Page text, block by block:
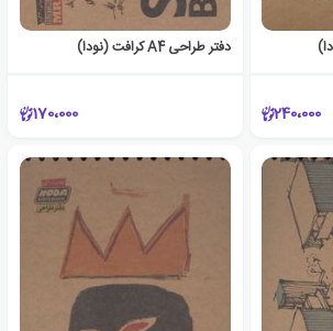
240،000
دفتر طراحی A4 کرافت (نودا)
170،000